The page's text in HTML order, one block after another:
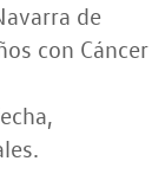
de
con Cáncer